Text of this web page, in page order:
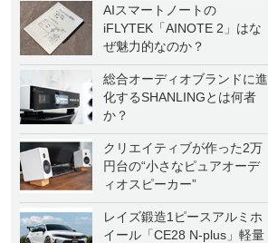
AIスマートノートの
iFLYTEK「AINOTE 2」はな
ぜ魅力的なのか？
総合オーディオブランドに進
化するSHANLINGとは何者
か？
クリエイティブが作った2万
円台の“小さなピュアオーデ
ィオスピーカー”
レイズ鍛造1ピースアルミホ
イール「CE28 N-plus」軽量